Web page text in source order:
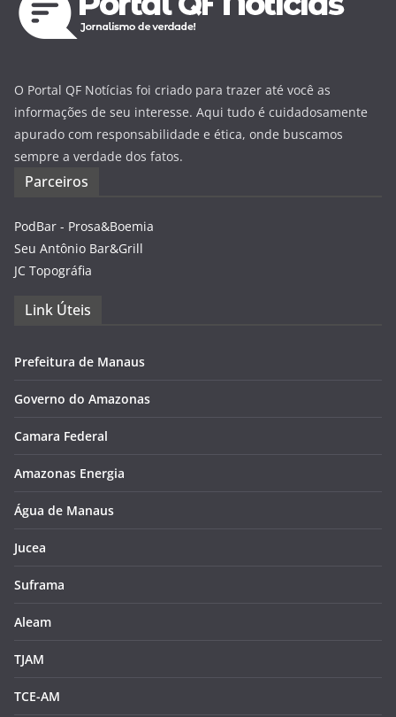
O Portal QF Notícias foi criado para trazer até você as
informações de seu interesse. Aqui tudo é cuidadosamente
apurado com responsabilidade e ética, onde buscamos
sempre a verdade dos fatos.
Parceiros
PodBar - Prosa&Boemia
Seu Antônio Bar&Grill
JC Topográfia
Link Úteis
Prefeitura de Manaus
Governo do Amazonas
Camara Federal
Amazonas Energia
Água de Manaus
Jucea
Suframa
Aleam
TJAM
TCE-AM